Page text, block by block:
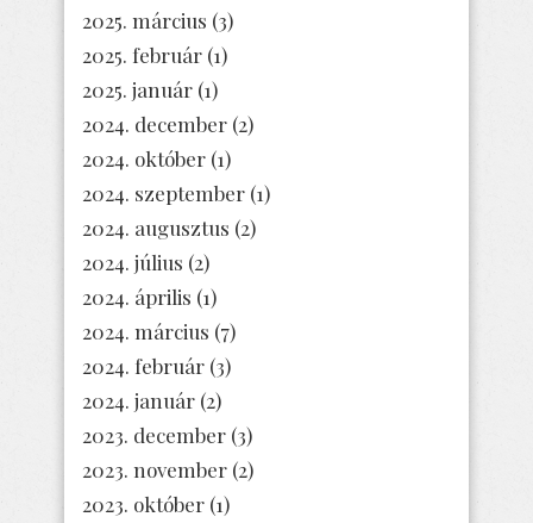
2025. március (3)
2025. február (1)
2025. január (1)
2024. december (2)
2024. október (1)
2024. szeptember (1)
2024. augusztus (2)
2024. július (2)
2024. április (1)
2024. március (7)
2024. február (3)
2024. január (2)
2023. december (3)
2023. november (2)
2023. október (1)